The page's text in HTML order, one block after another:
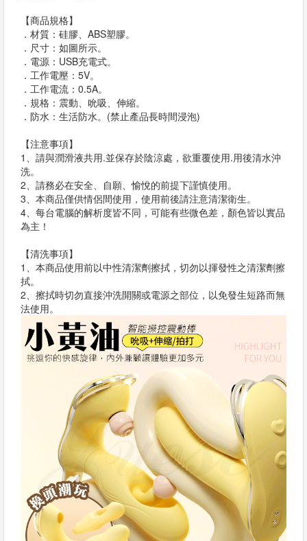
【商品規格】
．材質：硅膠、ABS塑膠。
．尺寸：如圖所示。
．電源：USB充電式。
．工作電壓：5V。
．工作電流：0.5A。
．規格：震動、吮吸、伸縮。
．防水：生活防水。(禁止產品長時間浸泡)
【注意事項】
1、請與潤滑液共用.並保存於陰涼處，欲重覆使用.用後清水沖
洗。
2、請務必在安全、自願、愉悅的前提下謹慎使用。
3、本商品僅供情侶間使用，使用前後請注意清潔衛生。
4、每台電腦的解析度皆不同，可能有些微色差，顏色皆以實品
為主！
【清洗事項】
1、本商品使用前以中性清潔劑擦拭，切勿以揮發性之清潔劑擦
拭。
2、擦拭時切勿直接沖洗開關或電源之部位，以免發生短路而無
法使用。